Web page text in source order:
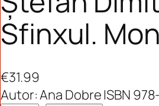
Sfinxul.
€31.99
Autor: Ana Dobre ISBN